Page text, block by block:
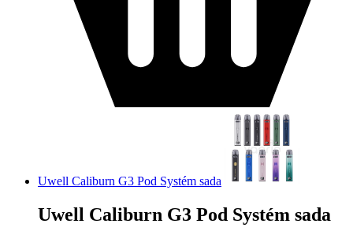
Uwell Caliburn G3 Pod Systém sada
Uwell Caliburn G3 Pod Systém sada